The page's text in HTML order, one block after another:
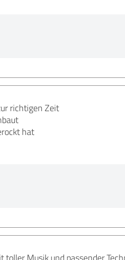
richtigen Zeit
hat
toller Musik und passender